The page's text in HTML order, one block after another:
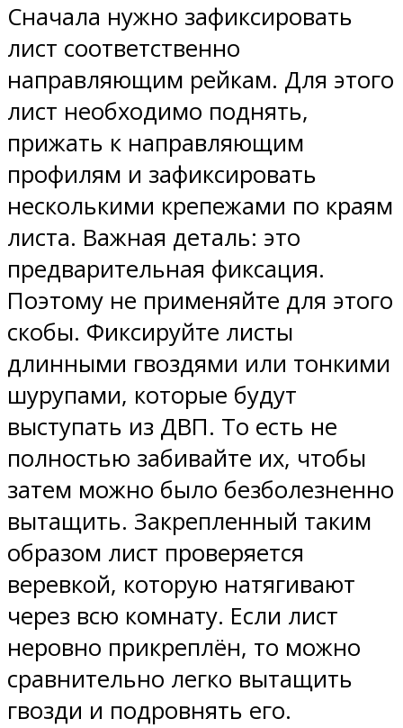
Сначала нужно зафиксировать
лист соответственно
направляющим рейкам. Для этого
лист необходимо поднять,
прижать к направляющим
профилям и зафиксировать
несколькими крепежами по краям
листа. Важная деталь: это
предварительная фиксация.
Поэтому не применяйте для этого
скобы. Фиксируйте листы
длинными гвоздями или тонкими
шурупами, которые будут
выступать из ДВП. То есть не
полностью забивайте их, чтобы
затем можно было безболезненно
вытащить. Закрепленный таким
образом лист проверяется
веревкой, которую натягивают
через всю комнату. Если лист
неровно прикреплён, то можно
сравнительно легко вытащить
гвозди и подровнять его.